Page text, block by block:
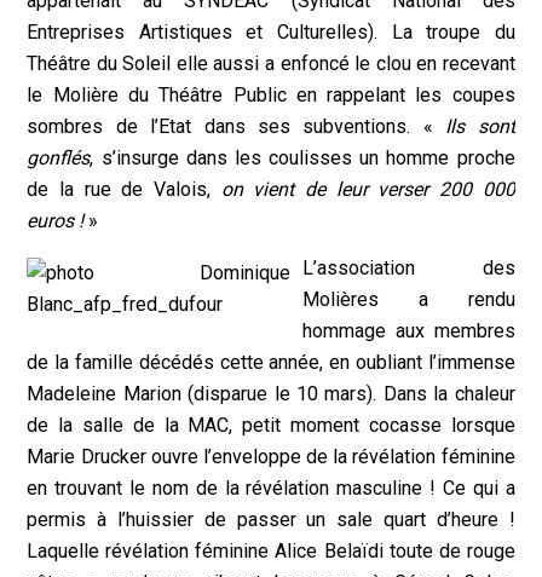
Entreprises Artistiques et Culturelles). La troupe du
Théâtre du Soleil elle aussi a enfoncé le clou en recevant
le Molière du Théâtre Public en rappelant les coupes
sombres de l’Etat dans ses subventions. « Ils sont
gonflés, s’insurge dans les coulisses un homme proche
de la rue de Valois, on vient de leur verser 200 000
euros !»
L’association des
Molières a rendu
hommage aux membres
de la famille décédés cette année, en oubliant l’immense
Madeleine Marion (disparue le 10 mars). Dans la chaleur
de la salle de la MAC, petit moment cocasse lorsque
Marie Drucker ouvre l’enveloppe de la révélation féminine
en trouvant le nom de la révélation masculine ! Ce qui a
permis à l’huissier de passer un sale quart d’heure !
Laquelle révélation féminine Alice Belaïdi toute de rouge